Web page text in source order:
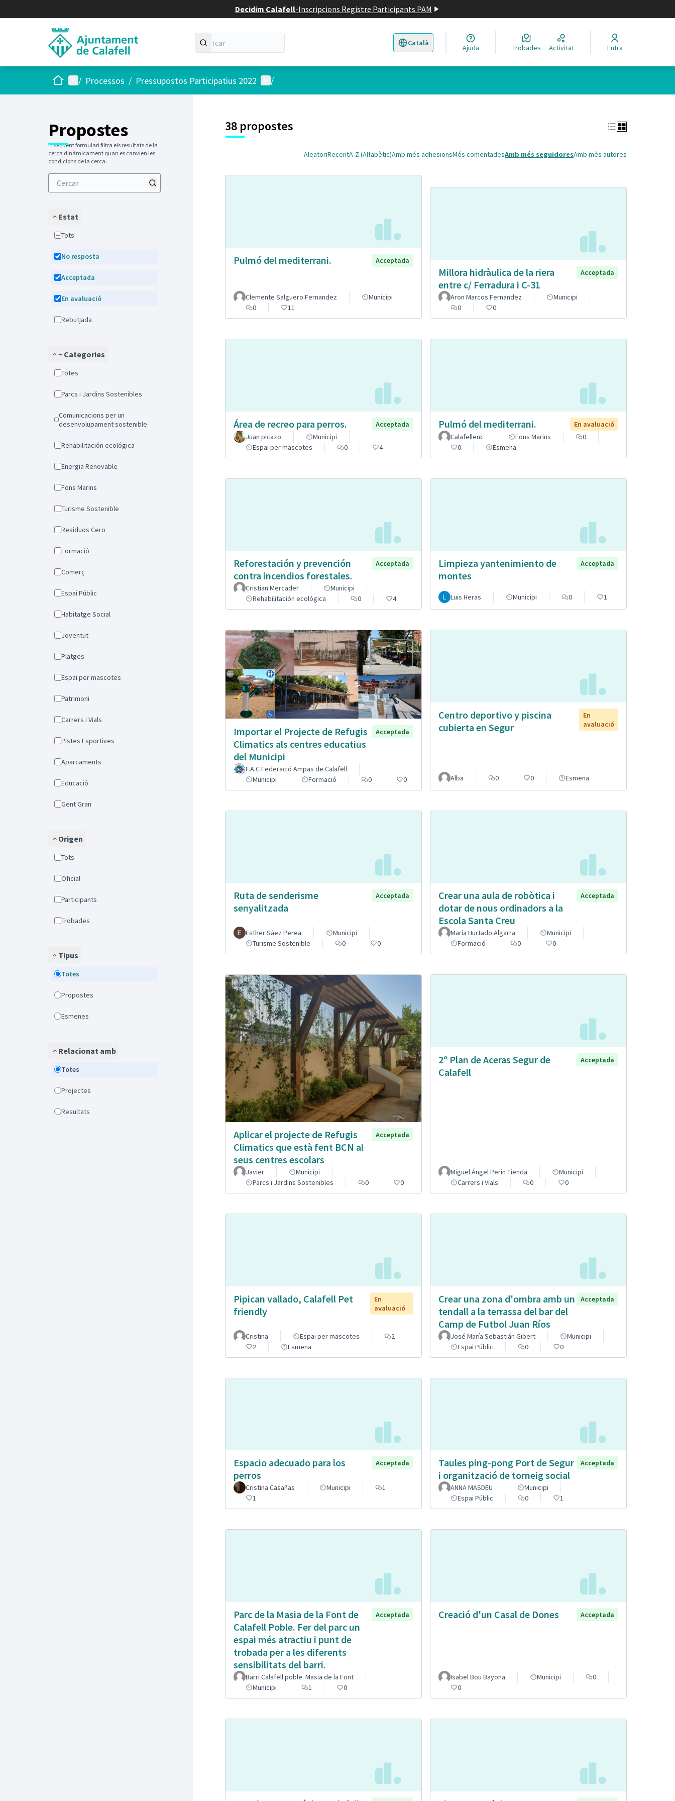
Decidim Calafell-Inscripcions Registre Participants PAM
Català
Triar la llengua Elegir el idioma
Ajuda Trobades Activitat Entra
Inici Menú principal
/ Processos / Pressupostos Participatius 2022 Menú d'usuari
/
Propostes
El següent formulari filtra els resultats de la
cerca dinàmicament quan es canvien les
condicions de la cerca.
Estat
Tots
No resposta
Acceptada
En avaluació
Rebutjada
~ Categories
Totes
Parcs i Jardins Sostenibles
Comunicacions per un
desenvolupament sostenible
Rehabilitación ecológica
Energia Renovable
Fons Marins
Turisme Sostenible
Residuos Cero
Formació
Comerç
Espai Públic
Habitatge Social
Joventut
Platges
Espai per mascotes
Patrimoni
Carrers i Vials
Pistes Esportives
Aparcaments
Educació
Gent Gran
Origen
Tots
Oficial
Participants
Trobades
Tipus
Totes
Propostes
Esmenes
Relacionat amb
Totes
Projectes
Resultats
38 propostes
AleatoriRecentA-Z (Alfabètic)Amb més adhesionsMés comentadesAmb més seguidoresAmb més autores
Pulmó del mediterrani. Acceptada
Clemente Salguero Fernandez
Municipi
0
11
Millora hidràulica de la riera
entre c/ Ferradura i C-31
Acceptada
Aron Marcos Fernandez
Municipi
0
0
Área de recreo para perros.
Acceptada
Juan picazo
Municipi
Espai per mascotes
0 4
Pulmó del mediterrani.
En avaluació
Calafellenc
Fons Marins
0
0
Esmena
Reforestación y prevención
contra incendios forestales.
Acceptada
Cristian Mercader
Municipi
Rehabilitación ecológica
0 4
Limpieza yantenimiento de
montes
Acceptada
Luis Heras Municipi 0 1
Importar el Projecte de Refugis
Climatics als centres educatius
del Municipi
Acceptada
F.A.C Federació Ampas de Calafell
Municipi
Formació 0 0
Centro deportivo y piscina
cubierta en Segur
En
avaluació
Alba 0 0 Esmena
Ruta de senderisme
senyalitzada
Acceptada
Esther Sáez Perea
Municipi
Turisme Sostenible
0 0
Crear una aula de robòtica i
dotar de nous ordinadors a la
Escola Santa Creu
Acceptada
María Hurtado Algarra
Municipi
Formació
0 0
Aplicar el projecte de Refugis
Climatics que està fent BCN al
seus centres escolars
Acceptada
Javier
Municipi
Parcs i Jardins Sostenibles
0 0
2º Plan de Aceras Segur de
Calafell
Acceptada
Miguel Ángel Perín Tienda
Municipi
Carrers i Vials
0 0
Pipican vallado, Calafell Pet
friendly
En
avaluació
Cristina Espai per mascotes
2
2
Esmena
Crear una zona d'ombra amb un
tendall a la terrassa del bar del
Camp de Futbol Juan Ríos
Acceptada
José María Sebastián Gibert
Municipi
Espai Públic
0 0
Espacio adecuado para los
perros
Acceptada
Cristina Casañas Municipi
1
1
Taules ping-pong Port de Segur
i organització de torneig social
Acceptada
ANNA MASDEU
Municipi
Espai Públic
0 1
Parc de la Masia de la Font de
Calafell Poble. Fer del parc un
espai més atractiu i punt de
trobada per a les diferents
sensibilitats del barri.
Acceptada
Barri Calafell poble. Masia de la Font
Municipi
1 0
Creació d'un Casal de Dones Acceptada
Isabel Bou Bayona Municipi
0
0